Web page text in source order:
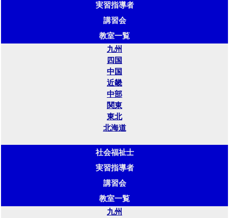
実習指導者
講習会
教室一覧
九州
四国
中国
近畿
中部
関東
東北
北海道
社会福祉士
実習指導者
講習会
教室一覧
九州